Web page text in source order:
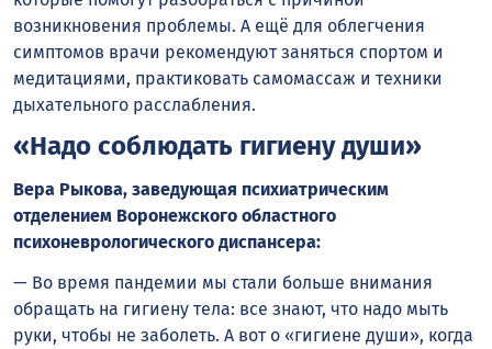
возникновения проблемы. А ещё для облегчения
симптомов врачи рекомендуют заняться спортом и
медитациями, практиковать самомассаж и техники
дыхательного расслабления.
«Надо соблюдать гигиену души»
Вера Рыкова, заведующая психиатрическим
отделением Воронежского областного
психоневрологического диспансера:
— Во время пандемии мы стали больше внимания
обращать на гигиену тела: все знают, что надо мыть
руки, чтобы не заболеть. А вот о «гигиене души», когда